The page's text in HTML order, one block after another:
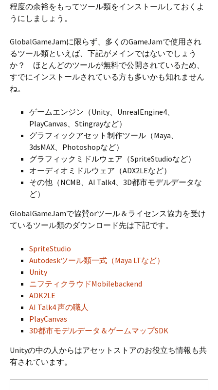
程度の余裕をもってツール類をインストールしておくよ
うにしましょう。
GlobalGameJamに限らず、多くのGameJamで使用され
るツール類といえば、下記がメインではないでしょう
か？ ほとんどのツールが無料で公開されているため、
すでにインストールされている方も多いかも知れません
ね。
ゲームエンジン（Unity、UnrealEngine4、
PlayCanvas、Stingrayなど）
グラフィックアセット制作ツール（Maya、
3dsMAX、Photoshopなど）
グラフィックミドルウェア（SpriteStudioなど）
オーディオミドルウェア（ADX2LEなど）
その他（NCMB、AI Talk4、3D都市モデルデータな
ど）
GlobalGameJamで協賛orツール＆ライセンス協力を受け
ているツール類のダウンロード先は下記です。
SpriteStudio
Autodeskツール類一式（Maya LTなど）
Unity
ニフティクラウドMobilebackend
ADK2LE
AI Talk4 声の職人
PlayCanvas
3D都市モデルデータ＆ゲームマップSDK
Unityの中の人からはアセットストアのお役立ち情報も共
有されています。